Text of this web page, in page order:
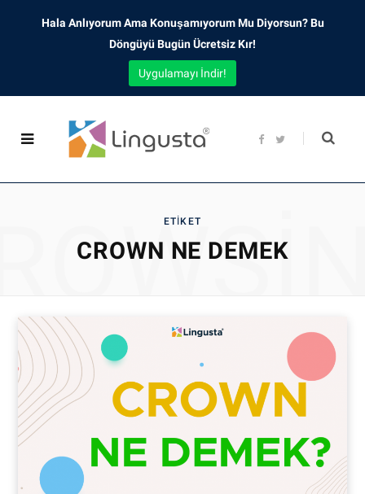
F
b
t
ETIKET
CROWN NE DEMEK
Hala Anlıyorum Ama Konuşamıyorum Mu Diyorsun? Bu
Döngüyü Bugün Ücretsiz Kır!
Uygulamayı İndir!